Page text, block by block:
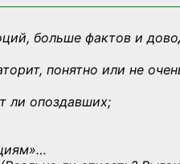
больше фактов и
понятно или не
ли опоздавших;
…